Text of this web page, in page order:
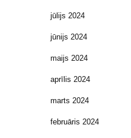
jūlijs 2024
jūnijs 2024
maijs 2024
aprīlis 2024
marts 2024
februāris 2024